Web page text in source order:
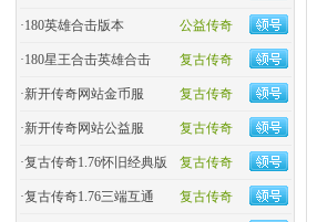
公益传奇
·180英雄合击版本
复古传奇
·180星王合击英雄合击
复古传奇
·新开传奇网站金币服
复古传奇
·新开传奇网站公益服
复古传奇
·复古传奇1.76怀旧经典版
复古传奇
·复古传奇1.76三端互通